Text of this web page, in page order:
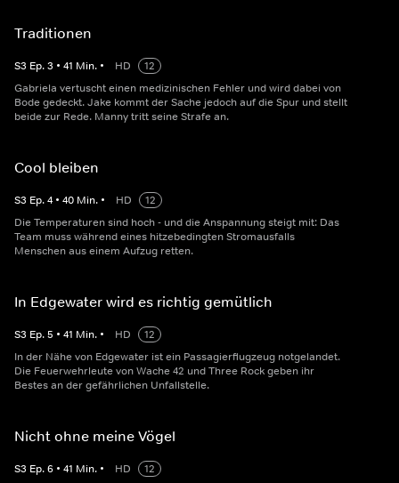
Traditionen
S3 Ep.3 • 41 Min. • HD
12
Gabriela vertuscht einen medizinischen Fehler und wird dabei von
Bode gedeckt. Jake kommt der Sache jedoch auf die Spur und stellt
beide zur Rede. Manny tritt seine Strafe an.
Cool bleiben
S3 Ep.4 • 40 Min. • HD
12
Die Temperaturen sind hoch - und die Anspannung steigt mit: Das
Team muss während eines hitzebedingten Stromausfalls
Menschen aus einem Aufzug retten.
In Edgewater wird es richtig gemütlich
S3 Ep.5 • 41 Min. • HD
12
In der Nähe von Edgewater ist ein Passagierflugzeug notgelandet.
Die Feuerwehrleute von Wache 42 und Three Rock geben ihr
Bestes an der gefährlichen Unfallstelle.
Nicht ohne meine Vögel
S3 Ep.6 • 41 Min. • HD
12